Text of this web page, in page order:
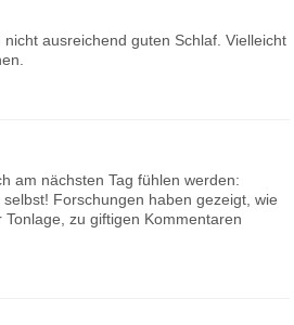
ausreichend guten Schlaf. Vielleicht
am nächsten Tag fühlen werden:
Forschungen haben gezeigt, wie
zu giftigen Kommentaren